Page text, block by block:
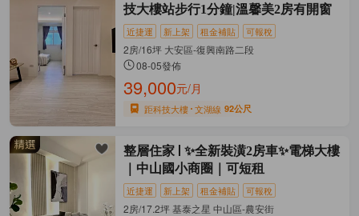
技大樓站步行1分鐘|溫馨美2房有開窗
近捷運 新上架 租金補貼 可報稅
2房/16坪 大安區-復興南路二段
08-05發佈
39,000元/月
距科技大樓 文湖線 92公尺
整層住家
✨全新裝潢2房車✨電梯大樓
｜中山國小商圈｜可短租
近捷運 新上架 租金補貼 可報稅
2房/17.2坪 基泰之星 中山區-農安街